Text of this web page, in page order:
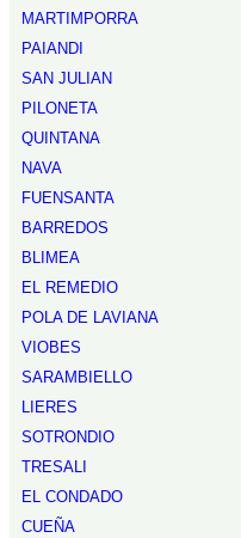
MARTIMPORRA
PAIANDI
SAN JULIAN
PILONETA
QUINTANA
NAVA
FUENSANTA
BARREDOS
BLIMEA
EL REMEDIO
POLA DE LAVIANA
VIOBES
SARAMBIELLO
LIERES
SOTRONDIO
TRESALI
EL CONDADO
CUEÑA